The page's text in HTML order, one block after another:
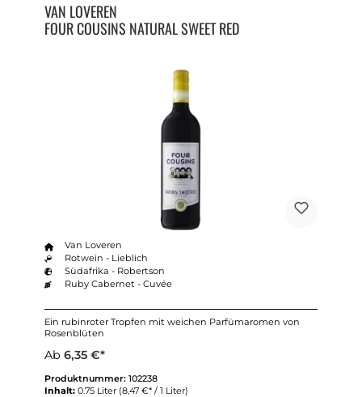
VAN LOVEREN
FOUR COUSINS NATURAL SWEET RED
Van Loveren
Rotwein - Lieblich
Südafrika - Robertson
Ruby Cabernet - Cuvée
Ein rubinroter Tropfen mit weichen Parfümaromen von
Rosenblüten
Ab 6,35 €*
Produktnummer: 102238
Inhalt: 0.75 Liter (8,47 €* / 1 Liter)